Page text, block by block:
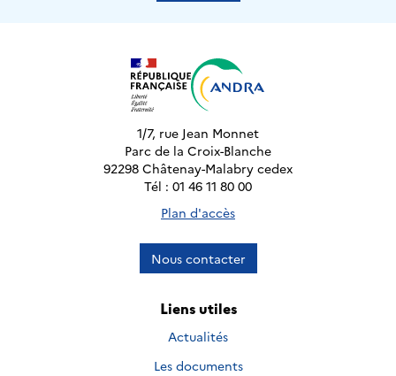
1/7, rue Jean Monnet
Parc de la Croix-Blanche
92298 Châtenay-Malabry cedex
Tél : 01 46 11 80 00
Plan d'accès
Nous contacter
Liens utiles
Actualités
Les documents